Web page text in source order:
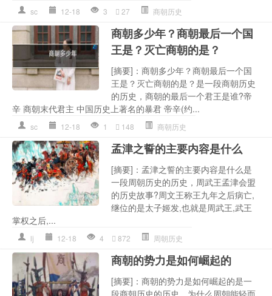
sc 12-18 3 27 商朝历史
商朝多少年？商朝最后一个国
王是？灭亡商朝的是？
[摘要]：商朝多少年？商朝最后一个国
王是？灭亡商朝的是？是一段商朝历史
的历史，商朝的最后一个君王是谁?帝
辛 商朝末代君主 中国历史上著名的暴君 帝辛(约...
sc 12-18 1 148 商朝历史
孟津之誓的主要内容是什么
[摘要]：孟津之誓的主要内容是什么是
一段周朝历史的历史，周武王孟津会盟
的历史故事?周文王称王九年之后病亡,
继位的是太子姬发,也就是周武王,武王
掌权之后,...
lj 12-18 4 872 周朝历史
商朝的势力是如何崛起的
[摘要]：商朝的势力是如何崛起的是一
段商朝历史的历史，为什么周朝能轻而